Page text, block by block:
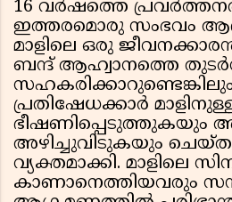
16 വർഷത്തെ
ഇത്തരമൊരു സംഭവം
മാളിലെ ഒരു
ബന്ദ് ആഹ്വാനത്തെ
പ്രതിഷേധക്കാർ
ഭീഷണിപ്പെടുത്തുകയും
അഴിച്ചുവിടുകയും
വ്യക്തമാക്കി. മാളിലെ
കാണാനെത്തിയവരും